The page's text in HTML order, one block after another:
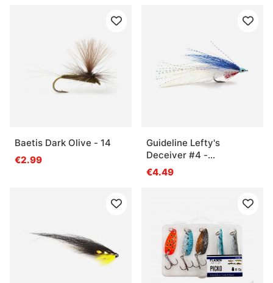
Häufige Fragen zu Kunstködern
Was sind Kunstköder?
Was ist ein Jerkbait?
Baetis Dark Olive - 14
€2.99
Guideline Lefty's
Deceiver #4 -
White/Blue
€4.49